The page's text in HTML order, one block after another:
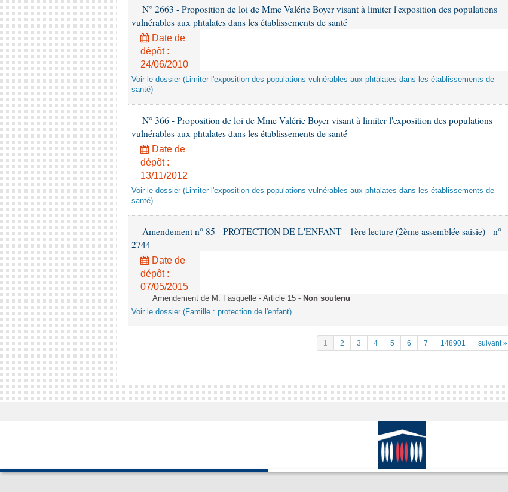
N° 2663 - Proposition de loi de Mme Valérie Boyer visant à limiter l'exposition des populations
vulnérables aux phtalates dans les établissements de santé
Date de
dépôt :
24/06/2010
Voir le dossier (Limiter l'exposition des populations vulnérables aux phtalates dans les établissements de
santé)
N° 366 - Proposition de loi de Mme Valérie Boyer visant à limiter l'exposition des populations
vulnérables aux phtalates dans les établissements de santé
Date de
dépôt :
13/11/2012
Voir le dossier (Limiter l'exposition des populations vulnérables aux phtalates dans les établissements de
santé)
Amendement n° 85 - PROTECTION DE L'ENFANT - 1ère lecture (2ème assemblée saisie) - n°
2744
Date de
dépôt :
07/05/2015
Amendement de M. Fasquelle - Article 15 - Non soutenu
Voir le dossier (Famille : protection de l'enfant)
1 2 3 4 5 6 7 148901 suivant »